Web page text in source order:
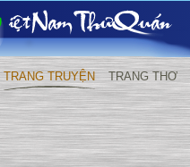
TRANG TRUYỆN TRANG THƠ